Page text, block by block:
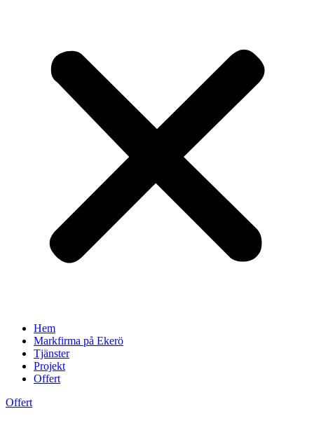
Hem
Markfirma på Ekerö
Tjänster
Projekt
Offert
Offert